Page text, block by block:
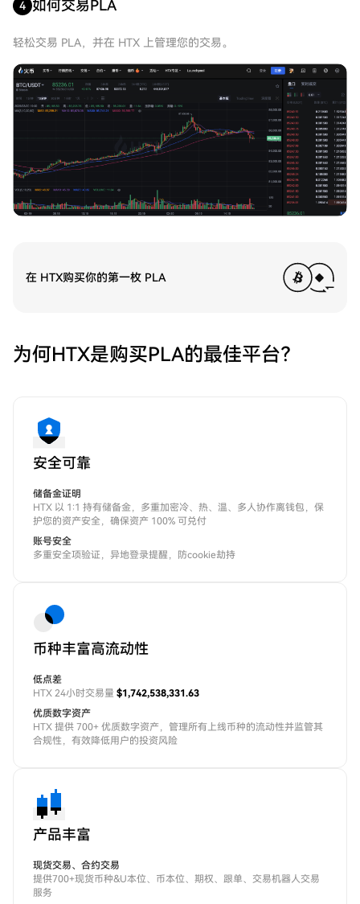
4 如何交易PLA
轻松交易 PLA，并在 HTX 上管理您的交易。
在 HTX购买你的第一枚 PLA
为何HTX是购买PLA的最佳平台？
安全可靠
储备金证明
HTX 以 1:1 持有储备金，多重加密冷、热、温、多人协作离钱包，保
护您的资产安全，确保资产 100% 可兑付
账号安全
多重安全项验证，异地登录提醒，防cookie劫持
币种丰富高流动性
低点差
HTX 24小时交易量 $1,742,538,331.63
优质数字资产
HTX 提供 700+ 优质数字资产，管理所有上线币种的流动性并监管其
合规性，有效降低用户的投资风险
产品丰富
现货交易、合约交易
提供700+现货币种&U本位、币本位、期权、跟单、交易机器人交易
服务